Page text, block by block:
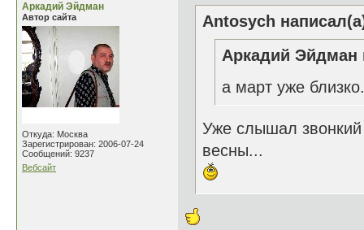
Аркадий Эйдман
Автор сайта
Откуда: Москва
Зарегистрирован: 2006-07-24
Сообщений: 9237
Вебсайт
Antosych
Аркадий Эйдман
а март уже
Уже слышал
весны...